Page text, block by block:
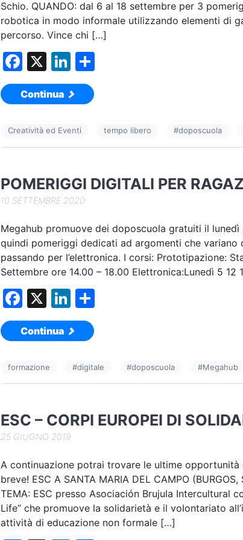
Schio. QUANDO: dal 6 al 18 settembre per 3
robotica in modo informale utilizzando elementi di
percorso. Vince chi […]
F
a
c
b
o
k
X
Li
n
k
dI
vi
Continua
Creatività ed Eventi tempo libero #doposcuola
POMERIGGI DIGITALI PER
10 SETTEMBRE 2020
Megahub promuove dei doposcuola gratuiti il
quindi pomeriggi dedicati ad argomenti che
passando per l’elettronica. I corsi: Prototipazione:
Settembre ore 14.00 – 18.00 Elettronica:Lunedì 5
F
a
c
b
o
k
X
Li
n
k
dI vi
Continua
formazione #digitale #doposcuola #Megahub
ESC – CORPI EUROPEI DI
25 GIUGNO 2019
A continuazione potrai trovare le ultime
breve! ESC A SANTA MARIA DEL CAMPO (BURGOS,
TEMA: ESC presso Asociación Brujula Intercultural
Life” che promuove la solidarietà e il volontariato
attività di educazione non formale […]